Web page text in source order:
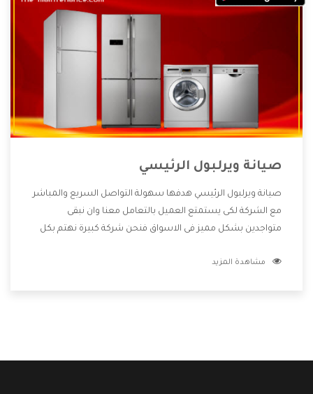
صيانة ويرلبول الرئيسي
صيانة ويرلبول الرئيسي هدفها سهولة التواصل السريع والمباشر
مع الشركة لكى يستمتع العميل بالتعامل معنا وان نبقى
متواجدين بشكل مميز فى الاسواق فنحن شركة كبيرة نهتم بكل
الشركة بها والتى تكون منها خدمة الصيانة التى تكون من أهم
مشاهدة المزيد